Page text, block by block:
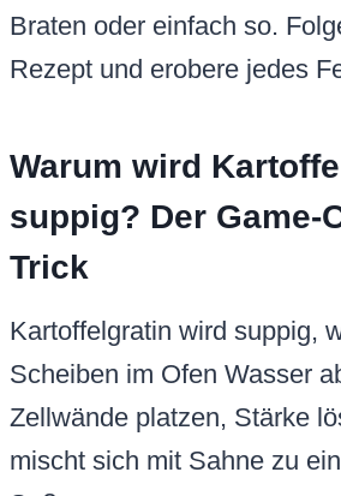
Braten oder einfach so.
Rezept und erobere jedes
Warum wird
suppig? Der Game-
Trick
Kartoffelgratin wird suppig,
Scheiben im Ofen Wasser
Zellwände platzen, Stärke
mischt sich mit Sahne zu